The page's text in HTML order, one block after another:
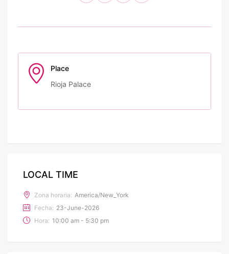
Place
Rioja Palace
LOCAL TIME
Zona horaria: America/New_York
Fecha: 23-June-2026
Hora: 10:00 am - 5:30 pm